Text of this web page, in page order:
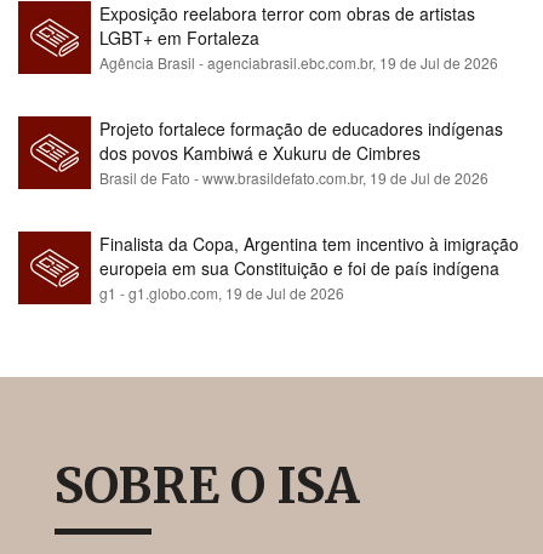
Exposição reelabora terror com obras de artistas
LGBT+ em Fortaleza
Agência Brasil - agenciabrasil.ebc.com.br, 19 de Jul de 2026
Projeto fortalece formação de educadores indígenas
dos povos Kambiwá e Xukuru de Cimbres
Brasil de Fato - www.brasildefato.com.br, 19 de Jul de 2026
Finalista da Copa, Argentina tem incentivo à imigração
europeia em sua Constituição e foi de país indígena
para maioria branca
g1 - g1.globo.com, 19 de Jul de 2026
SOBRE O ISA